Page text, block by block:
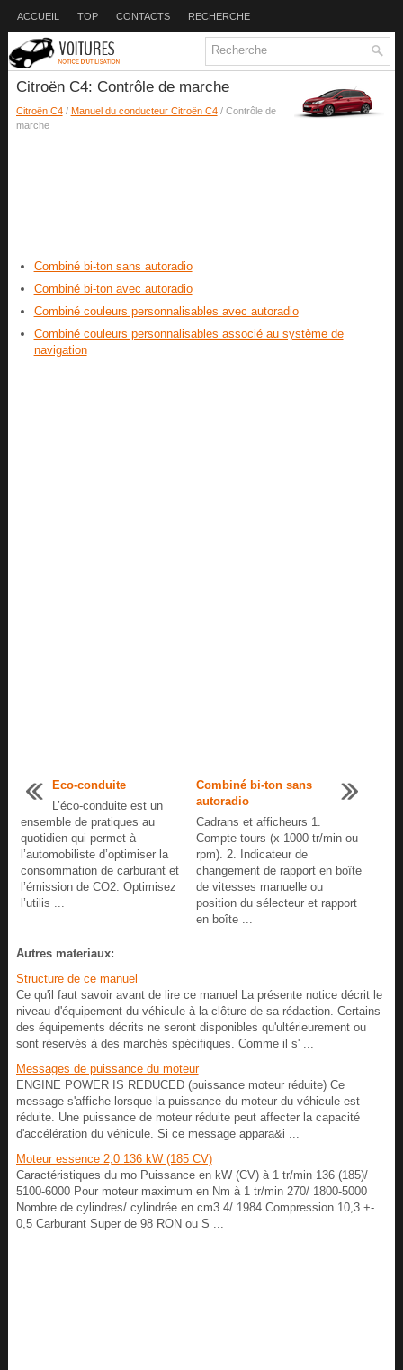
ACCUEIL TOP CONTACTS RECHERCHE
Citroën C4: Contrôle de marche
Citroën C4/ Manuel du conducteur Citroën C4/ Contrôle de
marche
Combiné bi-ton sans autoradio
Combiné bi-ton avec autoradio
Combiné couleurs personnalisables avec autoradio
Combiné couleurs personnalisables associé au système de
navigation
Eco-conduite
L’éco-conduite est un
ensemble de pratiques au
quotidien qui permet à
l’automobiliste d’optimiser la
consommation de carburant et
l’émission de CO2. Optimisez
l’utilis ...
Combiné bi-ton sans
autoradio
Cadrans et afficheurs 1.
Compte-tours (x 1000 tr/min ou
rpm). 2. Indicateur de
changement de rapport en boîte
de vitesses manuelle ou
position du sélecteur et rapport
en boîte ...
Autres materiaux:
Structure de ce manuel
Ce qu'il faut savoir avant de lire ce manuel La présente notice décrit le
niveau d'équipement du véhicule à la clôture de sa rédaction. Certains
des équipements décrits ne seront disponibles qu'ultérieurement ou
sont réservés à des marchés spécifiques. Comme il s' ...
Messages de puissance du moteur
ENGINE POWER IS REDUCED (puissance moteur réduite) Ce
message s'affiche lorsque la puissance du moteur du véhicule est
réduite. Une puissance de moteur réduite peut affecter la capacité
d'accélération du véhicule. Si ce message appara&i ...
Moteur essence 2,0 136 kW (185 CV)
Caractéristiques du mo Puissance en kW (CV) à 1 tr/min 136 (185)/
5100-6000 Pour moteur maximum en Nm à 1 tr/min 270/ 1800-5000
Nombre de cylindres/ cylindrée en cm3 4/ 1984 Compression 10,3 +-
0,5 Carburant Super de 98 RON ou S ...